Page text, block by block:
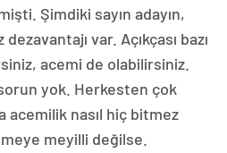
Şimdiki sayın adayın,
var. Açıkçası bazı
acemi de olabilirsiniz.
yok. Herkesten çok
acemilik nasıl hiç bitmez
meyilli değilse.